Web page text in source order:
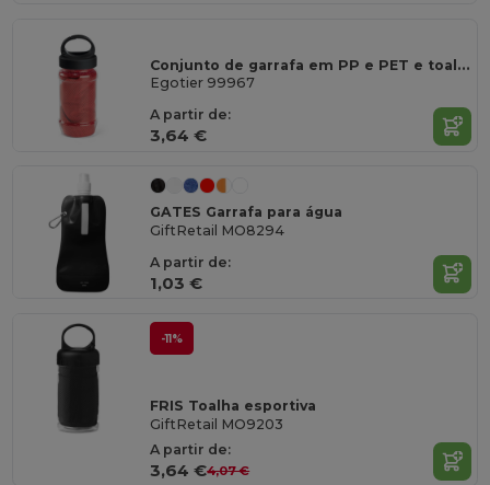
Conjunto de garrafa em PP e PET e toalha de desporto em poliamida e poliéster
Egotier 99967
A partir de:
3,64 €
GATES Garrafa para água
GiftRetail MO8294
A partir de:
1,03 €
-11%
FRIS Toalha esportiva
GiftRetail MO9203
A partir de:
3,64 €4,07 €